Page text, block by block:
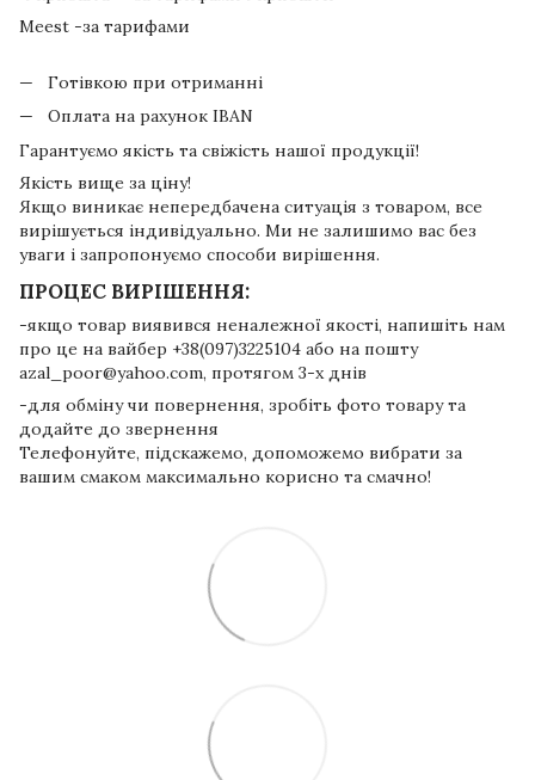
Meest -за тарифами
Готівкою при отриманні
Оплата на рахунок IBAN
Гарантуємо якість та свіжість нашої продукції!
Якість вище за ціну!
Якщо виникає непередбачена ситуація з товаром, все
вирішується індивідуально. Ми не залишимо вас без
уваги і запропонуємо способи вирішення.
ПРОЦЕС ВИРІШЕННЯ:
-якщо товар виявився неналежної якості, напишіть нам
про це на вайбер +38(097)3225104 або на пошту
azal_poor@yahoo.com, протягом 3-х днів
-для обміну чи повернення, зробіть фото товару та
додайте до звернення
Телефонуйте, підскажемо, допоможемо вибрати за
вашим смаком максимально корисно та смачно!